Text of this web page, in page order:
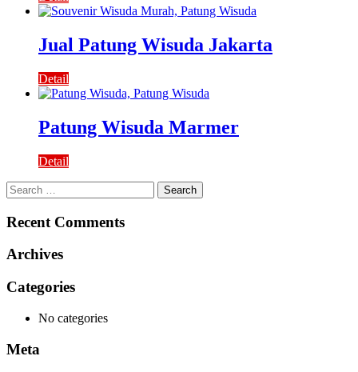
Jual Patung Wisuda Jakarta
Detail
Patung Wisuda Marmer
Detail
Search
for:
Recent Comments
Archives
Categories
No categories
Meta